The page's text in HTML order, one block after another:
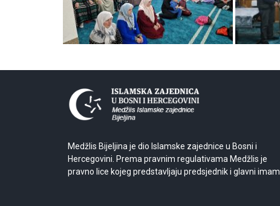
Medžlis Bijeljina je dio Islamske zajednice u Bosni i
Hercegovini. Prema pravnim regulativama Medžlis je
pravno lice kojeg predstavljaju predsjednik i glavni imam.